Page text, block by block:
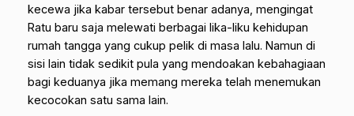
kecewa jika kabar tersebut benar adanya, mengingat
Ratu baru saja melewati berbagai lika-liku kehidupan
rumah tangga yang cukup pelik di masa lalu. Namun di
sisi lain tidak sedikit pula yang mendoakan kebahagiaan
bagi keduanya jika memang mereka telah menemukan
kecocokan satu sama lain.